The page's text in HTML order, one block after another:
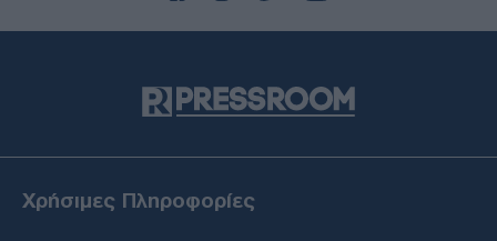
Χρήσιμες Πληροφορίες